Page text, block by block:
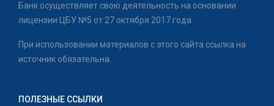
Банк осуществляет свою деятельность на основании
лицензии ЦБУ №5 от 27 октября 2017 года.
При использовании материалов с этого сайта ссылка на
источник обязательна.
ПОЛЕЗНЫЕ ССЫЛКИ